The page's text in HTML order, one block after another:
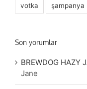
votka şampanya
Son yorumlar
BREWDOG HAZY
Jane